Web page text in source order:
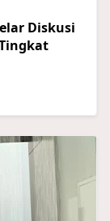
Diskusi